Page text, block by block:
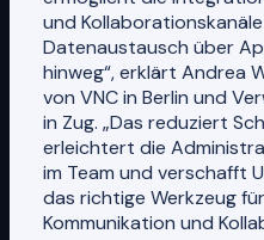
und
Datenaustausch über
hinweg“, erklärt Andrea
von VNC in Berlin und
in Zug. „Das reduziert
erleichtert die
im Team und verschafft
das richtige Werkzeug
Kommunikation und